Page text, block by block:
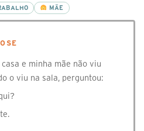
MÃE
e minha mãe não viu
o viu na sala, perguntou: